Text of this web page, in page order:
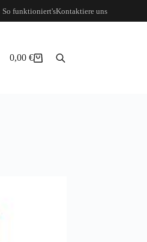
So funktioniert'sKontaktiere uns
Warenkorb
0,00 €